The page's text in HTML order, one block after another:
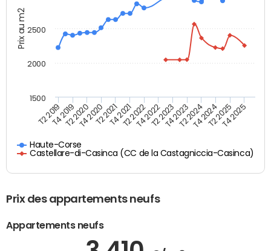
Prix au m2
Haute-Corse
Castellare-di-Casinca (CC de la Castagniccia-Casinca)
T2 2019T4 2019T2 2020T4 2020T2 2021T4 2021T2 2022T4 2022T2 2023T4 2023T2 2024T4 2024T2 2025T4 2025
2000
2500
1500
Prix des appartements neufs
Appartements neufs